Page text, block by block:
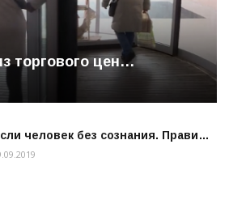
торгового цен…
человек без сознания. Прави…